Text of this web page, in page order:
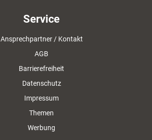
Service
Ansprechpartner / Kontakt
AGB
Barrierefreiheit
Datenschutz
Impressum
Themen
Werbung